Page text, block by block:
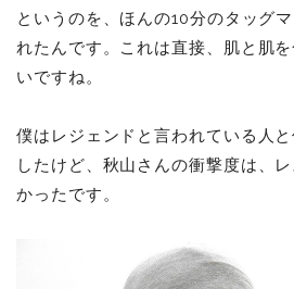
というのを、ほんの10分のタッグ
れたんです。これは直接、肌と肌
いですね。
僕はレジェンドと言われている人
したけど、秋山さんの衝撃度は、
かったです。